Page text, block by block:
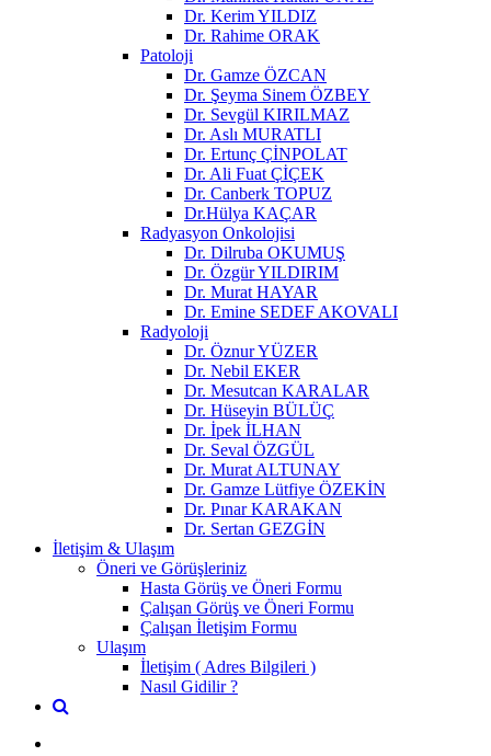
Dr. Kerim YILDIZ
Dr. Rahime ORAK
Patoloji
Dr. Gamze ÖZCAN
Dr. Şeyma Sinem ÖZBEY
Dr. Sevgül KIRILMAZ
Dr. Aslı MURATLI
Dr. Ertunç ÇİNPOLAT
Dr. Ali Fuat ÇİÇEK
Dr. Canberk TOPUZ
Dr.Hülya KAÇAR
Radyasyon Onkolojisi
Dr. Dilruba OKUMUŞ
Dr. Özgür YILDIRIM
Dr. Murat HAYAR
Dr. Emine SEDEF AKOVALI
Radyoloji
Dr. Öznur YÜZER
Dr. Nebil EKER
Dr. Mesutcan KARALAR
Dr. Hüseyin BÜLÜÇ
Dr. İpek İLHAN
Dr. Seval ÖZGÜL
Dr. Murat ALTUNAY
Dr. Gamze Lütfiye ÖZEKİN
Dr. Pınar KARAKAN
Dr. Sertan GEZGİN
İletişim & Ulaşım
Öneri ve Görüşleriniz
Hasta Görüş ve Öneri Formu
Çalışan Görüş ve Öneri Formu
Çalışan İletişim Formu
Ulaşım
İletişim ( Adres Bilgileri )
Nasıl Gidilir ?